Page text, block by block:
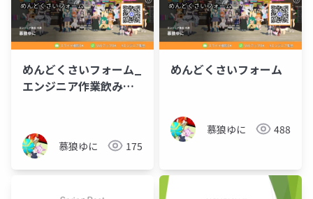
めんどくさいフォーム_
エンジニア作業飲み集
慕狼ゆに 175
めんどくさいフォーム
慕狼ゆに 488